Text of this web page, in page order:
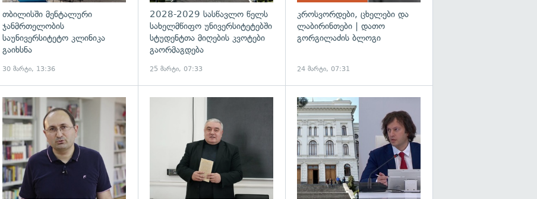
თბილისში მენტალური
ჯანმრთელობის
საუნივერსიტეტო კლინიკა
გაიხსნა
30 მარტი, 13:36
2028-2029 სასწავლო წელს
სახელმწიფო უნივერსიტეტებში
სტუდენტთა მიღების კვოტები
გაორმაგდება
25 მარტი, 07:33
კროსვორდები, ცხელები და
ლაბირინთები | დათო
გორგილაძის ბლოგი
24 მარტი, 07:31
გადახედვა გადახედვა